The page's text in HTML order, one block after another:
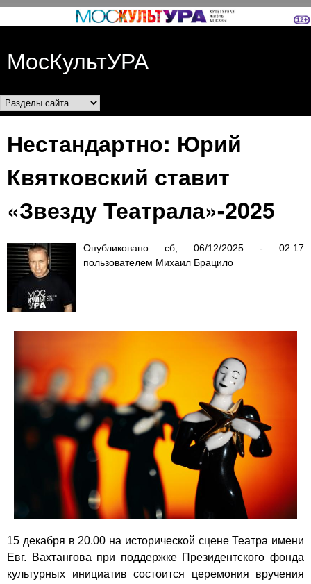
Перейти к основному
МосКультУРА
Разделы сайта
Нестандартно: Юрий
Квятковский ставит
«Звезду Театрала»-2025
Опубликовано сб, 06/12/2025 - 02:17
пользователем Михаил Брацило
15 декабря в 20.00 на исторической сцене Театра имени
Евг. Вахтангова при поддержке Президентского фонда
культурных инициатив состоится церемония вручения